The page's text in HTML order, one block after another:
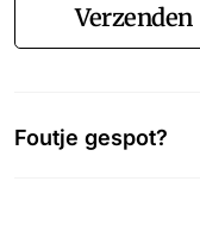
Verzenden
Foutje gespot?